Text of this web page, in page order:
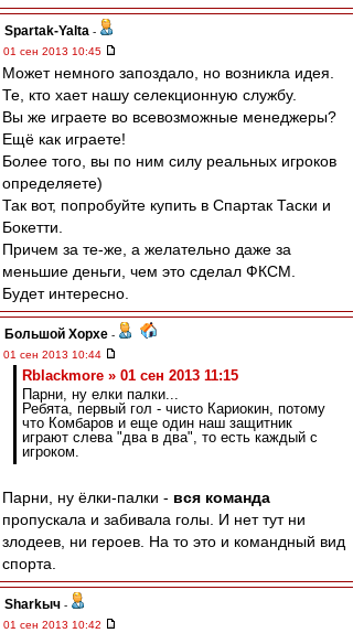
Spartak-Yalta -
01 сен 2013 10:45
Может немного запоздало, но возникла идея.
Те, кто хает нашу селекционную службу.
Вы же играете во всевозможные менеджеры?
Ещё как играете!
Более того, вы по ним силу реальных игроков
определяете)
Так вот, попробуйте купить в Спартак Таски и
Бокетти.
Причем за те-же, а желательно даже за
меньшие деньги, чем это сделал ФКСМ.
Будет интересно.
Большой Хорхе -
01 сен 2013 10:44
Rblackmore » 01 сен 2013 11:15
Парни, ну елки палки...
Ребята, первый гол - чисто Кариокин, потому
что Комбаров и еще один наш защитник
играют слева "два в два", то есть каждый с
игроком.
Парни, ну ёлки-палки - вся команда
пропускала и забивала голы. И нет тут ни
злодеев, ни героев. На то это и командный вид
спорта.
Sharkыч -
01 сен 2013 10:42